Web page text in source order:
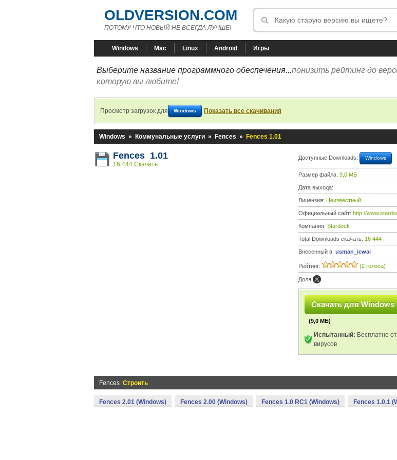
OLDVERSION.COM
ПОТОМУ ЧТО НОВЫЙ НЕ ВСЕГДА ЛУЧШЕ!
Windows Mac Linux Android Игры
Выберите название программного обеспечения...понизить рейтинг до
которую вы любите!
Просмотр загрузок для Windows Показать все скачивания
Windows » Коммунальные услуги » Fences » Fences 1.01
Fences 1.01
16 444 Скачать
Доступные Downloads: Windows
Размер файла: 9,0 МБ
Дата выхода:
Лицензия: Неизвестный
Официальный сайт: http://
Компания: Stardock
Total Downloads скачать: 16 444
Внесенный в: usman_icwai
Рейтинг: (2 голоса)
Доля:
Скачать для Windows
(9,0 МБ)
Испытанный: Бесплатно
вирусов
Fences Строить
Fences 2.01 (Windows) Fences 2.00 (Windows) Fences 1.0 RC1 (Windows) Fences 1.0.1